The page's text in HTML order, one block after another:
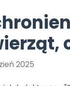
Bliżej Pieska
Pomoc zwierzętom
Książka (dla)
Promowanie
TikTok
Zobacz nas na
YouTube
2025